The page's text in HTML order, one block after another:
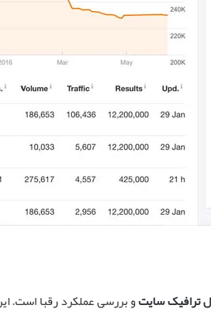
ترافیک سایتو بررسی عملکرد رقبا است.